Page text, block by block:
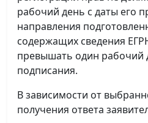
рабочий день с даты его
направления
содержащих сведения
превышать один рабочий
подписания.
В зависимости от
получения ответа